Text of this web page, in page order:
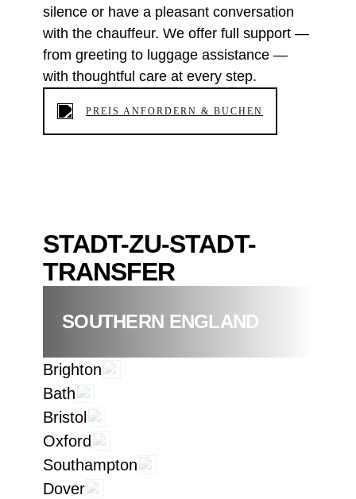
silence or have a pleasant conversation
with the chauffeur. We offer full support —
from greeting to luggage assistance —
with thoughtful care at every step.
PREIS ANFORDERN & BUCHEN
STADT-ZU-STADT-
TRANSFER
SOUTHERN ENGLAND
Brighton
Bath
Bristol
Oxford
Southampton
Dover